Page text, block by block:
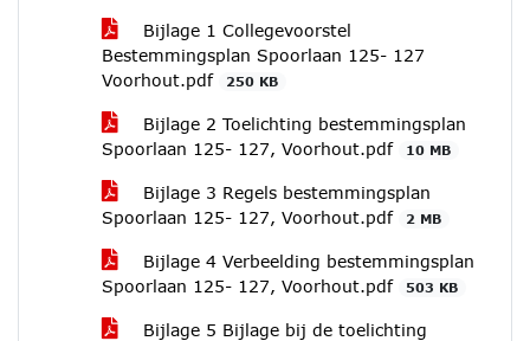
Bijlage 1 Collegevoorstel
Bestemmingsplan Spoorlaan 125- 127
Voorhout.pdf
250 KB
Bijlage 2 Toelichting bestemmingsplan
Spoorlaan 125- 127, Voorhout.pdf
10 MB
Bijlage 3 Regels bestemmingsplan
Spoorlaan 125- 127, Voorhout.pdf
2 MB
Bijlage 4 Verbeelding bestemmingsplan
Spoorlaan 125- 127, Voorhout.pdf
503 KB
Bijlage 5 Bijlage bij de toelichting